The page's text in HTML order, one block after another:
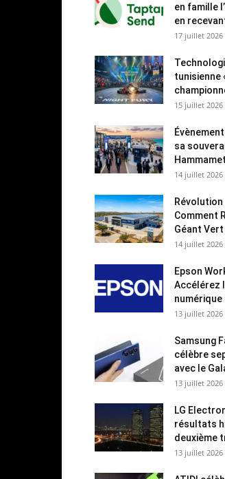
en famille
en
17 juillet 2026
tunisienne
15 juillet 2026
sa
14 juillet 2026
Révolution
Comment
Géant
14 juillet 2026
Epson
Accélérez
13 juillet 2026
Samsung
célèbre
avec le
13 juillet 2026
LG
résultats
deuxième
13 juillet 2026